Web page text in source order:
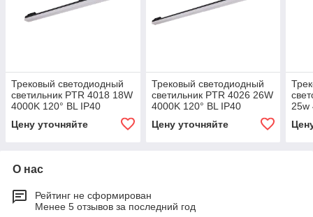
Трековый светодиодный
светильник PTR 4018 18W
4000K 120° BL IP40
Цену уточняйте
Трековый светодиодный
светильник PTR 4026 26W
4000K 120° BL IP40
Цену уточняйте
25w
О нас
Рейтинг не сформирован
Менее 5 отзывов за последний год